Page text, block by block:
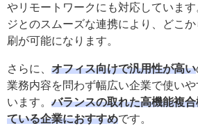
やリモートワークにも対応していま
ジとのスムーズな連携により、どこ
刷が可能になります。
さらに、 オフィス向けで汎用性が高い
業務内容を問わず幅広い企業で使い
います。 バランスの取れた高機能複
ている企業におすすめです。